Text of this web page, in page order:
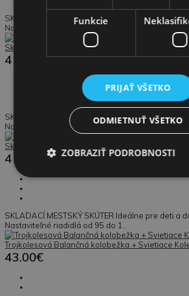
SKLADACÍ MESTSKÝ SKÚTER Ideálne pre deti a
Nastaviteľné riadidlá od 91 do 1..
Skladacia kolobežka pre deti, nastaviteľná výška
41.00€
SKLADACÍ MESTSKÝ SKÚTER Ideálne pre deti a
Nastaviteľné riadidlá od 95 do 1..
Skladacia kolobežka pre deti, nastaviteľná výška
41.00€
SKLADACÍ MESTSKÝ SKÚTER Ideálne pre deti a
Nastaviteľné riadidlá od 95 do 1..
Trojkolesová Balančná kolobežka + Svietiace
43.00€
Funkcie
PRIJAŤ VŠETKO
ODMIETNUŤ VŠETKO
ZOBRAZIŤ PODROBNOSTI